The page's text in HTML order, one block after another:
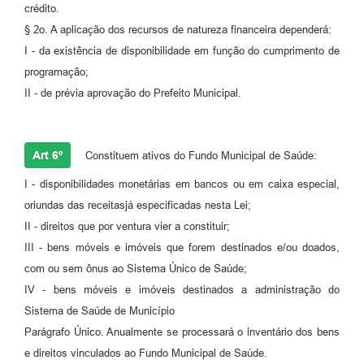
crédito.
§ 2o. A aplicação dos recursos de natureza financeira dependerá:
I - da existência de disponibilidade em função do cumprimento de
programação;
II - de prévia aprovação do Prefeito Municipal.
Art 6º Constituem ativos do Fundo Municipal de Saúde:
I - disponibilidades monetárias em bancos ou em caixa especial,
oriundas das receitasjá especificadas nesta Lei;
II - direitos que por ventura vier a constituir;
III - bens móveis e imóveis que forem destinados e/ou doados,
com ou sem ônus ao Sistema Único de Saúde;
IV - bens móveis e imóveis destinados a administração do
Sistema de Saúde de Município
Parágrafo Único. Anualmente se processará o inventário dos bens
e direitos vinculados ao Fundo Municipal de Saúde.